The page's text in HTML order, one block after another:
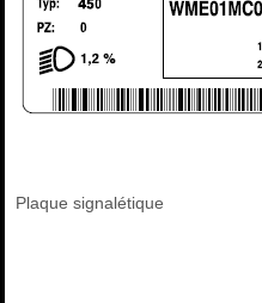
Plaque signalétique